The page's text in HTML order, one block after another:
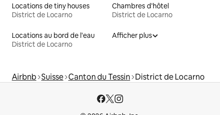
Locations de tiny houses
District de Locarno
Chambres d'hôtel
District de Locarno
Locations au bord de l'eau
District de Locarno
Afficher plus
Airbnb Suisse Canton du Tessin District de Locarno